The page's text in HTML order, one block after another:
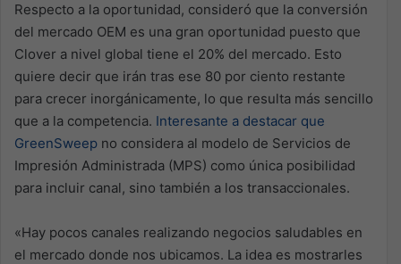
Respecto a la oportunidad, consideró que la conversión
del mercado OEM es una gran oportunidad puesto que
Clover a nivel global tiene el 20% del mercado. Esto
quiere decir que irán tras ese 80 por ciento restante
para crecer inorgánicamente, lo que resulta más sencillo
que a la competencia. Interesante a destacar que
GreenSweep no considera al modelo de Servicios de
Impresión Administrada (MPS) como única posibilidad
para incluir canal, sino también a los transaccionales.
«Hay pocos canales realizando negocios saludables en
el mercado donde nos ubicamos. La idea es mostrarles